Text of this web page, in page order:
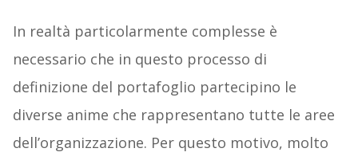
In realtà particolarmente complesse è
necessario che in questo processo di
definizione del portafoglio partecipino le
diverse anime che rappresentano tutte le aree
dell’organizzazione. Per questo motivo, molto